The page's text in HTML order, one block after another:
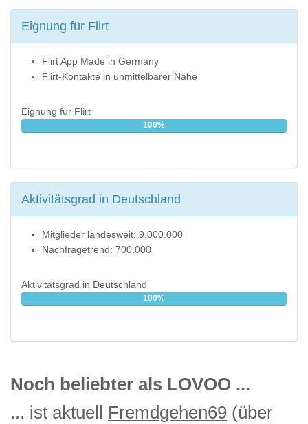
Eignung für Flirt
Flirt App Made in Germany
Flirt-Kontakte in unmittelbarer Nähe
Eignung für Flirt
100%
Aktivitätsgrad in Deutschland
Mitglieder landesweit: 9.000.000
Nachfragetrend: 700.000
Aktivitätsgrad in Deutschland
100%
Noch beliebter als LOVOO ...
... ist aktuell Fremdgehen69 (über